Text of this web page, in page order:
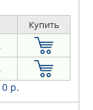
Купить
р.